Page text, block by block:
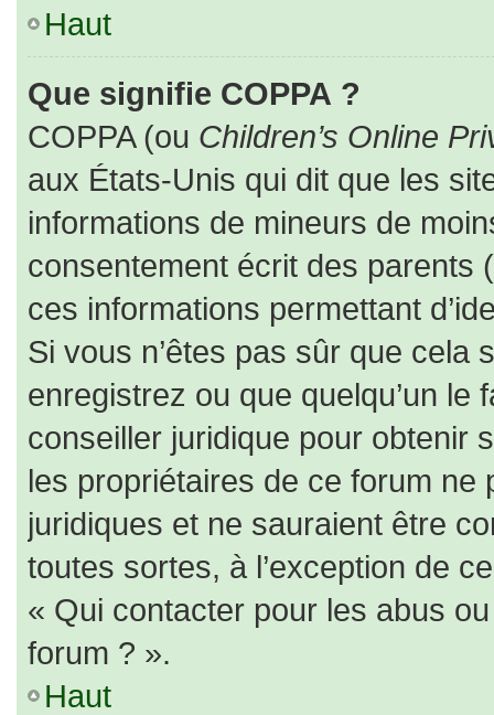
Haut
Que signifie COPPA ?
COPPA (ou Children’s Online
aux États-Unis qui dit que les
informations de mineurs de
consentement écrit des parents
ces informations permettant
Si vous n’êtes pas sûr que cela
enregistrez ou que quelqu’un
conseiller juridique pour obtenir
les propriétaires de ce forum
juridiques et ne sauraient être
toutes sortes, à l’exception de
« Qui contacter pour les abus
forum ? ».
Haut